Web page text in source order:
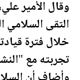
وقال الأمير
التقى السلامي
خلال فترة
تجربته مع